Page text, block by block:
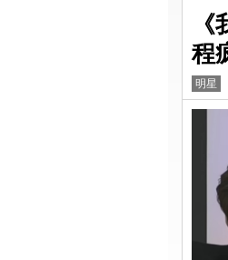
程
明星